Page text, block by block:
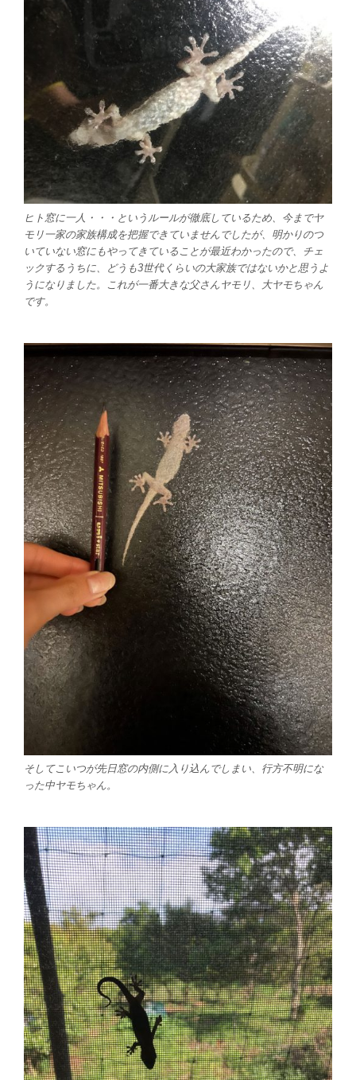
ヒト窓に一人・・・というルールが徹底しているため、今までヤ
モリ一家の家族構成を把握できていませんでしたが、明かりのつ
いていない窓にもやってきていることが最近わかったので、チェ
ックするうちに、どうも3世代くらいの大家族ではないかと思うよ
うになりました。これが一番大きな父さんヤモリ、大ヤモちゃん
です。
そしてこいつが先日窓の内側に入り込んでしまい、行方不明にな
った中ヤモちゃん。